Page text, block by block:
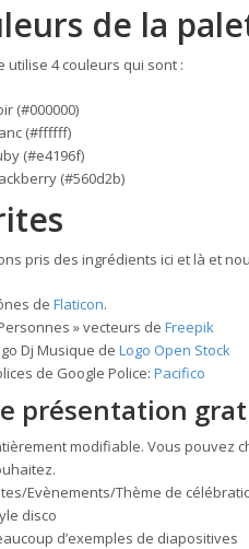
de la
utilise 4 couleurs qui sont :
(#000000)
(#ffffff)
(#e4196f)
(#560d2b)
pris des ingrédients ici et là et
de Flaticon.
» vecteurs de Freepik
Dj Musique de Logo Open Stock
de Google Police: Pacifico
présentation
modifiable. Vous pouvez
Evènements/Thème de
disco
d’exemples de diapositives